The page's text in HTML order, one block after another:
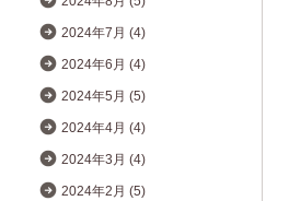
2024年7月 (4)
2024年6月 (4)
2024年5月 (5)
2024年4月 (4)
2024年3月 (4)
2024年2月 (5)